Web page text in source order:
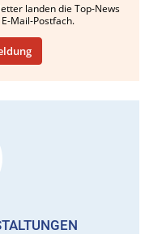
landen die Top-News
Mail-Postfach.